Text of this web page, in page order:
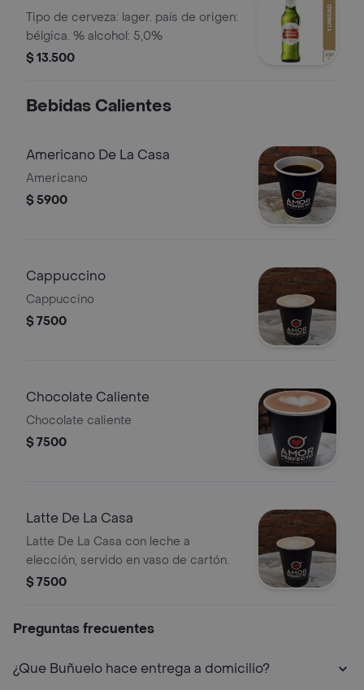
Tipo de cerveza: lager. país de origen:
bélgica. % alcohol: 5,0%
$ 13.500
Bebidas Calientes
Americano De La Casa
Americano
$ 5900
Cappuccino
Cappuccino
$ 7500
Chocolate Caliente
Chocolate caliente
$ 7500
Latte De La Casa
Latte De La Casa con leche a
elección, servido en vaso de cartón.
$ 7500
Preguntas frecuentes
¿Que Buñuelo hace entrega a domicilio?